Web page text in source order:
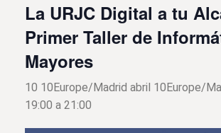
La URJC Digital a tu
Primer Taller de
Mayores
10 10Europe/Madrid abril 10Europe/
19:00 a 21:00